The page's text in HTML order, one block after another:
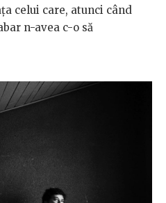
celui care, atunci când
n-avea c-o să